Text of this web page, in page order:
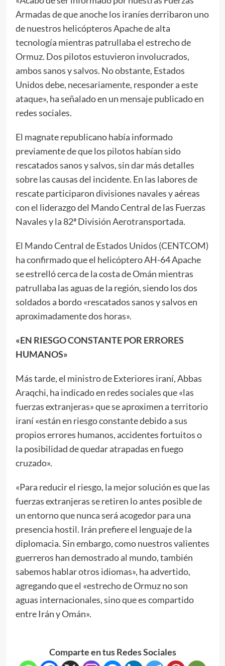
Armadas de que anoche los iraníes derribaron uno
de nuestros helicópteros Apache de alta
tecnología mientras patrullaba el estrecho de
Ormuz. Dos pilotos estuvieron involucrados,
ambos sanos y salvos. No obstante, Estados
Unidos debe, necesariamente, responder a este
ataque», ha señalado en un mensaje publicado en
redes sociales.
El magnate republicano había informado
previamente de que los pilotos habían sido
rescatados sanos y salvos, sin dar más detalles
sobre las causas del incidente. En las labores de
rescate participaron divisiones navales y aéreas
con el liderazgo del Mando Central de las Fuerzas
Navales y la 82ª División Aerotransportada.
El Mando Central de Estados Unidos (CENTCOM)
ha confirmado que el helicóptero AH-64 Apache
se estrelló cerca de la costa de Omán mientras
patrullaba las aguas de la región, siendo los dos
soldados a bordo «rescatados sanos y salvos en
aproximadamente dos horas».
«EN RIESGO CONSTANTE POR ERRORES
HUMANOS»
Más tarde, el ministro de Exteriores iraní, Abbas
Araqchi, ha indicado en redes sociales que «las
fuerzas extranjeras» que se aproximen a territorio
iraní «están en riesgo constante debido a sus
propios errores humanos, accidentes fortuitos o
la posibilidad de quedar atrapadas en fuego
cruzado».
«Para reducir el riesgo, la mejor solución es que las
fuerzas extranjeras se retiren lo antes posible de
un entorno que nunca será acogedor para una
presencia hostil. Irán prefiere el lenguaje de la
diplomacia. Sin embargo, como nuestros valientes
guerreros han demostrado al mundo, también
sabemos hablar otros idiomas», ha advertido,
agregando que el «estrecho de Ormuz no son
aguas internacionales, sino que es compartido
entre Irán y Omán».
Comparte en tus Redes Sociales